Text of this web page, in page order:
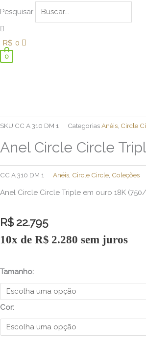
Pesquisar
R$ 0
0
SKU CC A 310 DM 1 CategoriasAnéis Circle
Anel Circle Circle
CC A 310 DM 1 Anéis Circle Circle Coleções
Anel Circle Circle Triple em ouro 18K
R$ 22.795
10x de R$ 2.280 sem juros
Tamanho:
Cor:
quantidade